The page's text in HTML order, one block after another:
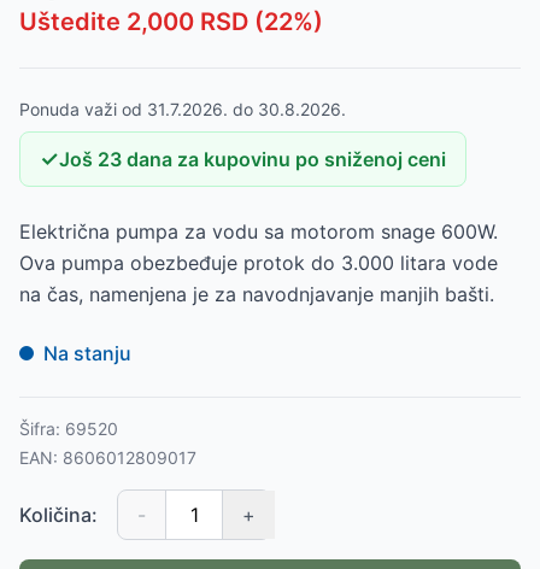
Uštedite 2,000 RSD (22%)
Ponuda važi od 31.7.2026. do 30.8.2026.
✓Još 23 dana za kupovinu po sniženoj ceni
Električna pumpa za vodu sa motorom snage 600W.
Ova pumpa obezbeđuje protok do 3.000 litara vode
na čas, namenjena je za navodnjavanje manjih bašti.
Na stanju
Šifra: 69520
EAN: 8606012809017
Količina: - +